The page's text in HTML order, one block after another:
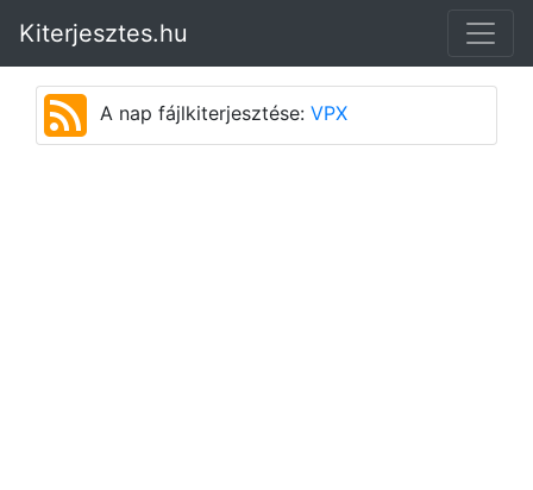
Kiterjesztes.hu
A nap fájlkiterjesztése: VPX